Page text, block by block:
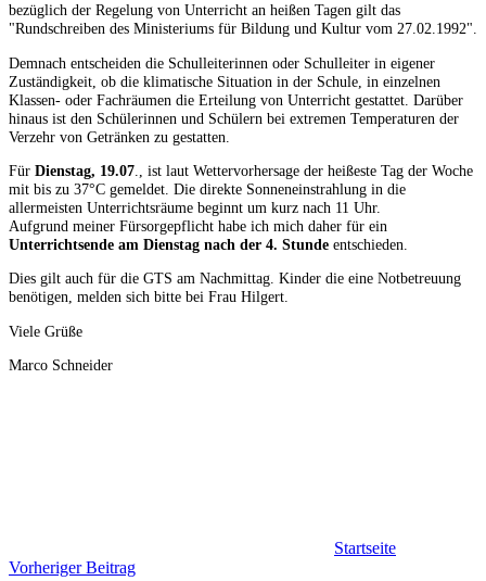
bezüglich der Regelung von Unterricht an heißen Tagen gilt das
"Rundschreiben des Ministeriums für Bildung und Kultur vom 27.02.1992".
Demnach entscheiden die Schulleiterinnen oder Schulleiter in eigener
Zuständigkeit, ob die klimatische Situation in der Schule, in einzelnen
Klassen- oder Fachräumen die Erteilung von Unterricht gestattet. Darüber
hinaus ist den Schülerinnen und Schülern bei extremen Temperaturen der
Verzehr von Getränken zu gestatten.
Für Dienstag, 19.07 ., ist laut Wettervorhersage der heißeste Tag der Woche
mit bis zu 37°C gemeldet. Die direkte Sonneneinstrahlung in die
allermeisten Unterrichtsräume beginnt um kurz nach 11 Uhr.
Aufgrund meiner Fürsorgepflicht habe ich mich daher für ein
Unterrichtsende am Dienstag nach der 4. Stunde entschieden.
Dies gilt auch für die GTS am Nachmittag. Kinder die eine Notbetreuung
benötigen, melden sich bitte bei Frau Hilgert.
Viele Grüße
Marco Schneider
Startseite
Beitragsnavigation
Vorheriger Beitrag